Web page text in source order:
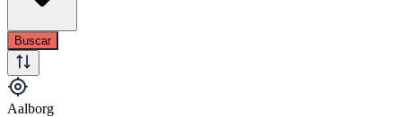
Buscar
Aalborg